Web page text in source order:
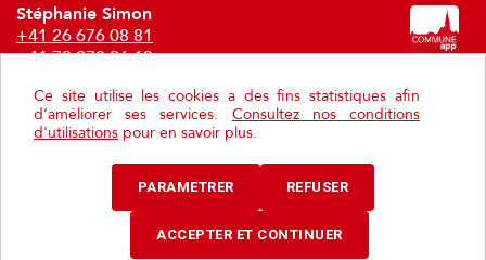
Stéphanie Simon
+41 26 676 08 81
+41 79 278 26 19
Philippe Schwaar
+41792967778
philippe.schwaar@communeagence.ch
Paramétrer les cookies.
Ce site utilise les cookies a des fins statistiques afin
d’améliorer ses services. Consultez nos conditions
d'utilisations pour en savoir plus.
PARAMETRER REFUSER
ACCEPTER ET CONTINUER